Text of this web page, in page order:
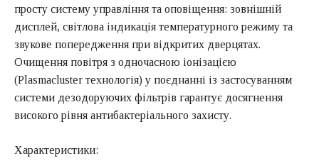
просту систему управління та оповіщення: зовнішній
дисплей, світлова індикація температурного режиму та
звукове попередження при відкритих дверцятах.
Очищення повітря з одночасною іонізацією
(Plasmacluster технологія) у поєднанні із застосуванням
системи дезодоруючих фільтрів гарантує досягнення
високого рівня антибактеріального захисту.
Характеристики: